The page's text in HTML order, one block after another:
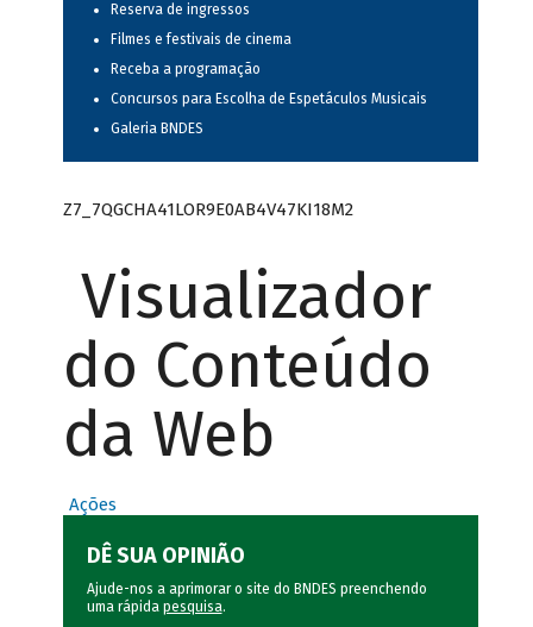
Reserva de ingressos
Filmes e festivais de cinema
Receba a programação
Concursos para Escolha de Espetáculos Musicais
Galeria BNDES
Z7_7QGCHA41LOR9E0AB4V47KI18M2
Visualizador
do Conteúdo
da Web
Ações
DÊ SUA OPINIÃO
Ajude-nos a aprimorar o site do BNDES preenchendo
uma rápida pesquisa.